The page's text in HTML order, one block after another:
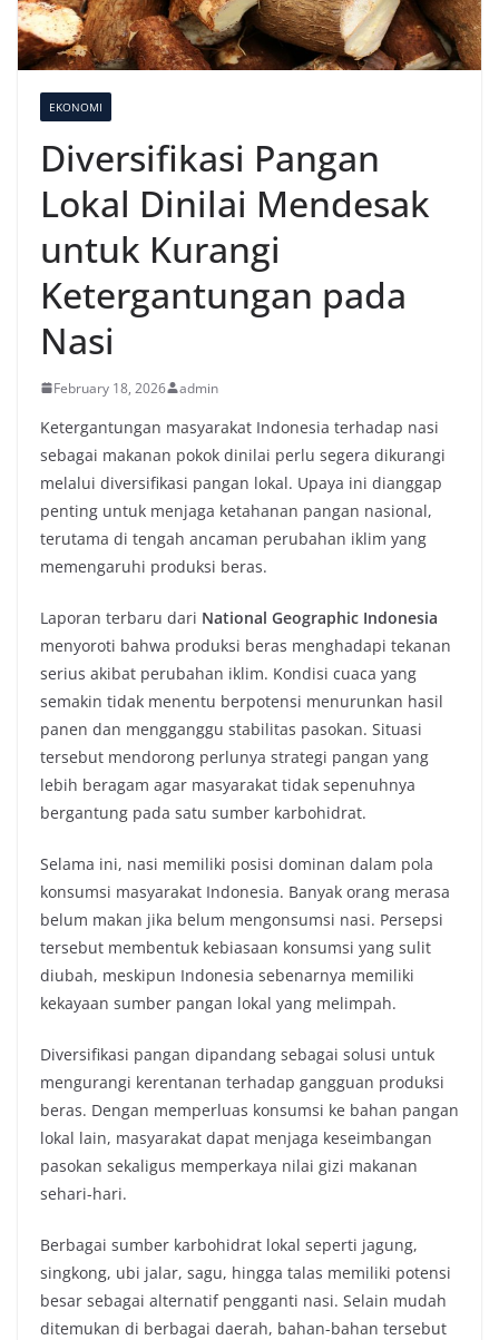
EKONOMI
Diversifikasi Pangan
Lokal Dinilai Mendesak
untuk Kurangi
Ketergantungan pada
Nasi
February 18, 2026 admin
Ketergantungan masyarakat Indonesia terhadap nasi
sebagai makanan pokok dinilai perlu segera dikurangi
melalui diversifikasi pangan lokal. Upaya ini dianggap
penting untuk menjaga ketahanan pangan nasional,
terutama di tengah ancaman perubahan iklim yang
memengaruhi produksi beras.
Laporan terbaru dari National Geographic Indonesia
menyoroti bahwa produksi beras menghadapi tekanan
serius akibat perubahan iklim. Kondisi cuaca yang
semakin tidak menentu berpotensi menurunkan hasil
panen dan mengganggu stabilitas pasokan. Situasi
tersebut mendorong perlunya strategi pangan yang
lebih beragam agar masyarakat tidak sepenuhnya
bergantung pada satu sumber karbohidrat.
Selama ini, nasi memiliki posisi dominan dalam pola
konsumsi masyarakat Indonesia. Banyak orang merasa
belum makan jika belum mengonsumsi nasi. Persepsi
tersebut membentuk kebiasaan konsumsi yang sulit
diubah, meskipun Indonesia sebenarnya memiliki
kekayaan sumber pangan lokal yang melimpah.
Diversifikasi pangan dipandang sebagai solusi untuk
mengurangi kerentanan terhadap gangguan produksi
beras. Dengan memperluas konsumsi ke bahan pangan
lokal lain, masyarakat dapat menjaga keseimbangan
pasokan sekaligus memperkaya nilai gizi makanan
sehari-hari.
Berbagai sumber karbohidrat lokal seperti jagung,
singkong, ubi jalar, sagu, hingga talas memiliki potensi
besar sebagai alternatif pengganti nasi. Selain mudah
ditemukan di berbagai daerah, bahan-bahan tersebut